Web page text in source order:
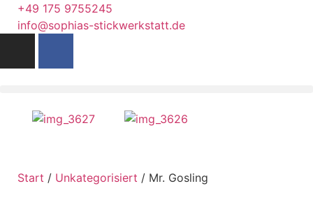
+49 175 9755245
info@sophias-stickwerkstatt.de
Start / Unkategorisiert / Mr. Gosling